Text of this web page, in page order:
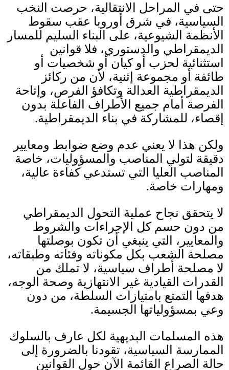
حتى في المراحل الانتقالية، حرصت النخب
السياسية، في شرق أوروبا عقب سقوط
الأنظمة الشيوعية، على البناء السليم للمسار
الديمقراطي والدستوري، فلا قوانين
استثنائية لحزب أو كيان أو شخصيات أو
طائفة أو مجموعة إثنية، لأن من ركائز
الديمقراطية العدالة وتكافؤ الفرص، وإتاحة
الفرصة أمام جميع الأطراف الفاعلة بدون
إقصاء، للمشاركة في بناء الديمقراطية.
ولكن هذا لا يعني عدم وضع ضوابط ومعايير
دقيقة لتولي المناصب والمسؤوليات، خاصة
المناصب العليا التي تستدعي كفاءة عالية،
ومهارات خاصة.
لا يتحقق نجاح عملية التحول الديمقراطي
من دون حسم كل الإجراءات والشروط
والمعايير، التي ينبغي أن تكون بوصلتها
مصلحة الشعب بكل مكوناته وفئاته وطبقاته،
لا مصلحة أطراف سياسية، لا تملك من
القدرات القيادية غير الانتهازية وصحة الوجه،
هدفها التمتع بامتيازات السلطة، من دون
وعي بمسؤولياتها الجسيمة.
هذه المسلمات البديهية لكل عارف بالسلوك
الممارسة السياسية، تقودنا بالضرورة إلى
حالة الصراع القائمة الآن حول القوانين